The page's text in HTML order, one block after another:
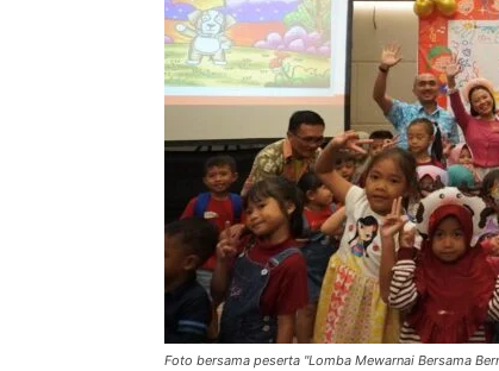
Foto bersama peserta "Lomba Mewarnai Bersama